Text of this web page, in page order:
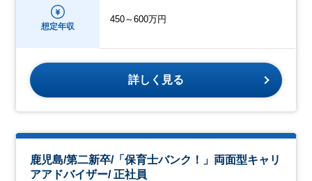
想定年収
450～600万円
詳しく見る
鹿児島/第二新卒/「保育士バンク！」両面型キャリ
アアドバイザー/ 正社員